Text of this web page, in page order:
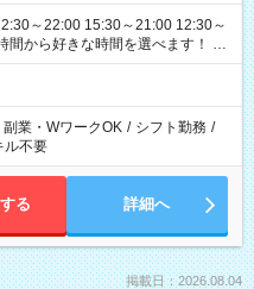
～22:00 15:30～21:00 12:30～
ります
副業・WワークOK / シフト勤務 /
ル不要
る 詳細へ
掲載日：2026.08.04